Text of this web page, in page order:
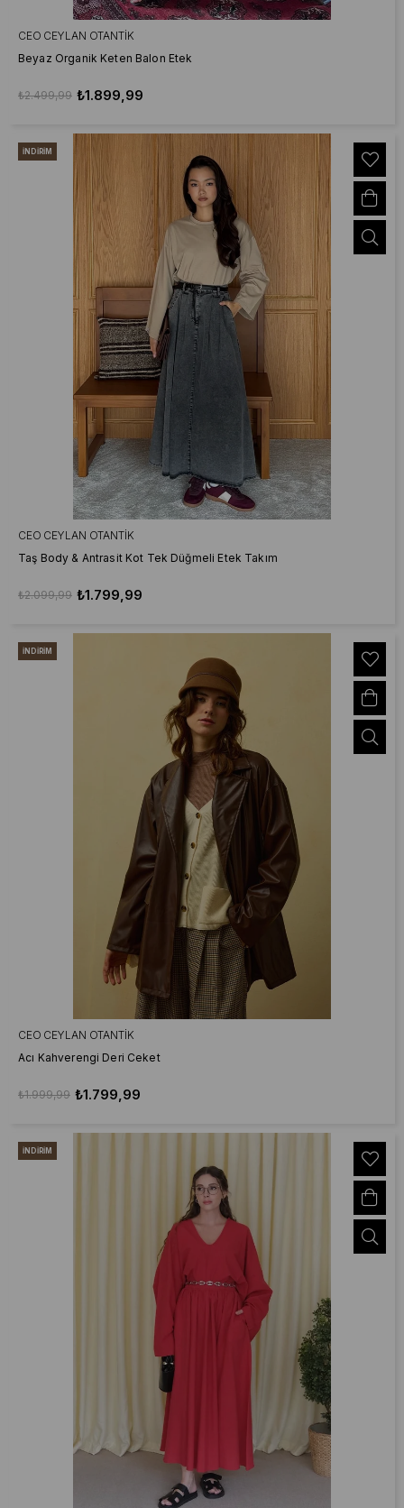
CEO CEYLAN OTANTIK
Beyaz Organik Keten Balon Etek
₺1.899,99
₺2.499,99
CEO CEYLAN OTANTIK
Taş Body & Antrasit Kot Tek Düğmeli Etek Takım
₺1.799,99
₺2.099,99
İNDIRIM
CEO CEYLAN OTANTIK
Acı Kahverengi Deri Ceket
₺1.799,99
₺1.999,99
İNDIRIM
İNDIRIM